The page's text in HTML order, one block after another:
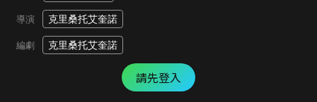
導演 克里桑托艾奎諾
編劇 克里桑托艾奎諾
請先登入